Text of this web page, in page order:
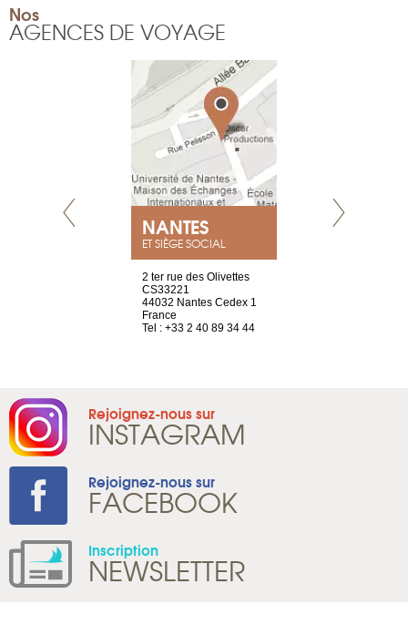
Nos
AGENCES DE VOYAGE
NANTES
ET SIÈGE SOCIAL
2 ter rue des Olivettes
CS33221
44032 Nantes Cedex 1
France
Tel : +33 2 40 89 34 44
Rejoignez-nous sur
INSTAGRAM
Rejoignez-nous sur
FACEBOOK
Inscription
NEWSLETTER